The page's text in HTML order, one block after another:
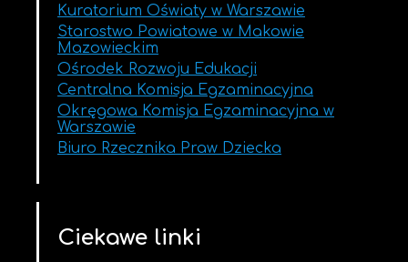
Kuratorium Oświaty w Warszawie
Starostwo Powiatowe w Makowie
Mazowieckim
Ośrodek Rozwoju Edukacji
Centralna Komisja Egzaminacyjna
Okręgowa Komisja Egzaminacyjna w
Warszawie
Biuro Rzecznika Praw Dziecka
Ciekawe linki